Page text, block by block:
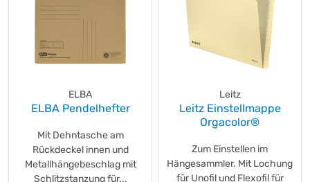
ELBA
ELBA Pendelhefter
Mit Dehntasche am
Rückdeckel innen und
Metallhängebeschlag mit
Schlitzstanzung für...
Leitz
Leitz Einstellmappe
Orgacolor®
Zum Einstellen im
Hängesammler. Mit Lochung
für Unofil und Flexofil für